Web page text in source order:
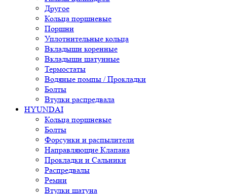
Другое
Кольца поршневые
Поршни
Уплотнительные кольца
Вкладыши коренные
Вкладыши шатунные
Термостаты
Водяные помпы / Прокладки
Болты
Втулки распредвала
HYUNDAI
Кольца поршневые
Болты
Форсунки и распылители
Направляющие Клапана
Прокладки и Сальники
Распредвалы
Ремни
Втулки шатуна